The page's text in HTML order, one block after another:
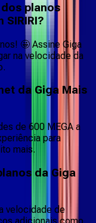
planos
SIRIRI?
🤩 Assine Giga
na velocidade da
da Giga Mais
de 600 MEGA a
para
mais.
da Giga
velocidade de
adicionais como